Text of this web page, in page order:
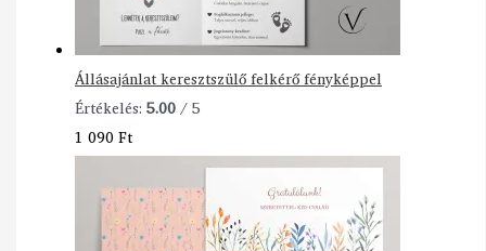
Állásajánlat keresztszülő felkérő fényképpel
Értékelés:5.00/ 5
1 090Ft